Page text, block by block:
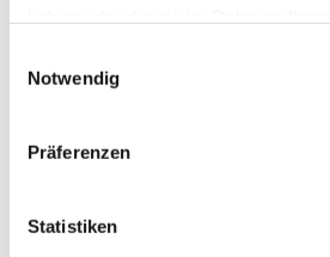
Notwendig
Präferenzen
Statistiken
NAVIGATION
Pfarrei
Lebensbegleitung